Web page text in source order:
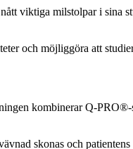
viktiga milstolpar i sina
och möjliggöra att
kombinerar Q-
skonas och